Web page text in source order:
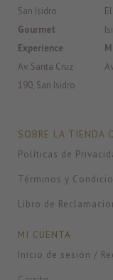
San Isidro
Gourmet
Experience
Av. Santa Cruz
190, San Isidro
SOBRE LA TIENDA
Políticas de
Términos y
Libro de
MI CUENTA
Inicio de sesión /